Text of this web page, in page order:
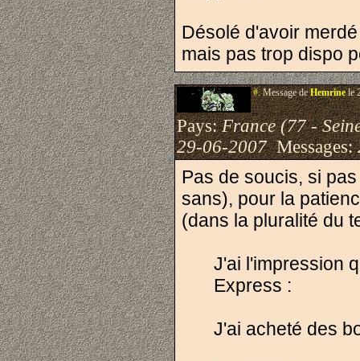
Désolé d'avoir
mais pas trop dispo
#.Message deHemrinele
Pays:France (77 -
29-06-2007Messages:
Pas de soucis, si
sans), pour la
(dans la pluralité du
J'ai l'impression
Express :
J'ai acheté des